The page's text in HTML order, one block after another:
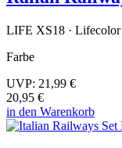
LIFE XS18 · Lifecolor
Farbe
UVP: 21,99 €
20,95 €
in den Warenkorb